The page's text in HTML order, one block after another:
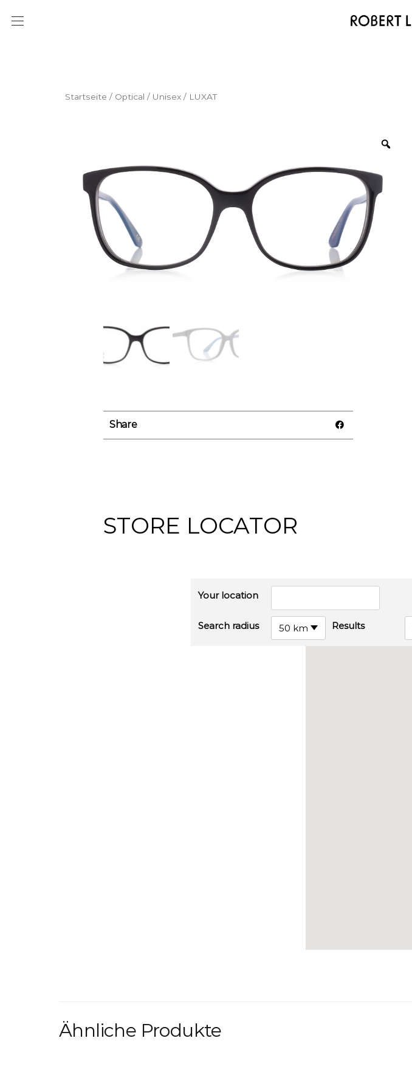
Startseite / Optical / Unisex / LUXAT
Share
STORE LOCATOR
Your location
Search radius 50 km Results
Ähnliche Produkte